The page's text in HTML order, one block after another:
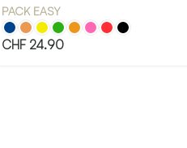
PACK EASY
CHF24.90